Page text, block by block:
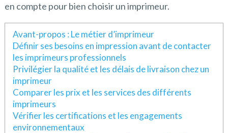
en compte pour bien choisir un imprimeur.
Avant-propos : Le métier d’imprimeur
Définir ses besoins en impression avant de contacter
les imprimeurs professionnels
Privilégier la qualité et les délais de livraison chez un
imprimeur
Comparer les prix et les services des différents
imprimeurs
Vérifier les certifications et les engagements
environnementaux